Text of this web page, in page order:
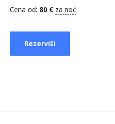
Cena od: 80 € za noć
Rezerviši